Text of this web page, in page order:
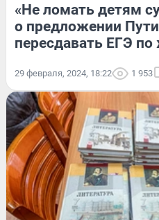
«Не ломать детям
о предложении
пересдавать ЕГЭ
29 февраля, 2024, 18:22 1 953